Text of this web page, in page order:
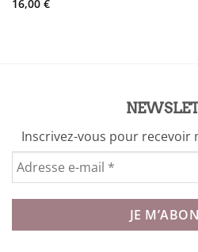
16,00 €
Inscrivez-vous pour recevoir